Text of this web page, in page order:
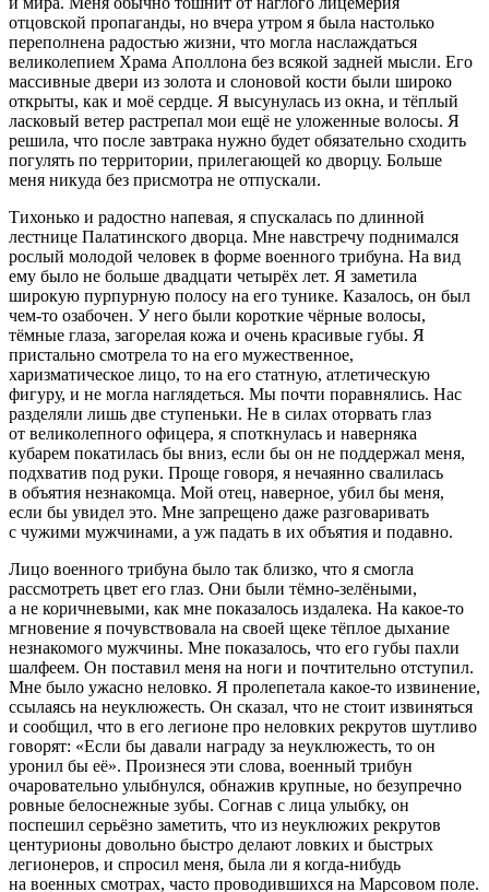
отцовской пропаганды, но вчера утром я была настолько
переполнена радостью жизни, что могла наслаждаться
великолепием Храма Аполлона без всякой задней мысли. Его
массивные двери из золота и слоновой кости были широко
открыты, как и моё сердце. Я высунулась из окна, и тёплый
ласковый ветер растрепал мои ещё не уложенные волосы. Я
решила, что после завтрака нужно будет обязательно сходить
погулять по территории, прилегающей ко дворцу. Больше
меня никуда без присмотра не отпускали.
Тихонько и радостно напевая, я спускалась по длинной
лестнице Палатинского дворца. Мне навстречу поднимался
рослый молодой человек в форме военного трибуна. На вид
ему было не больше двадцати четырёх лет. Я заметила
широкую пурпурную полосу на его тунике. Казалось, он был
чем-то озабочен. У него были короткие чёрные волосы,
тёмные глаза, загорелая кожа и очень красивые губы. Я
пристально смотрела то на его мужественное,
харизматическое лицо, то на его статную, атлетическую
фигуру, и не могла наглядеться. Мы почти поравнялись. Нас
разделяли лишь две ступеньки. Не в силах оторвать глаз
от великолепного офицера, я споткнулась и наверняка
кубарем покатилась бы вниз, если бы он не поддержал меня,
подхватив под руки. Проще говоря, я нечаянно свалилась
в объятия незнакомца. Мой отец, наверное, убил бы меня,
если бы увидел это. Мне запрещено даже разговаривать
с чужими мужчинами, а уж падать в их объятия и подавно.
Лицо военного трибуна было так близко, что я смогла
рассмотреть цвет его глаз. Они были тёмно-зелёными,
а не коричневыми, как мне показалось издалека. На какое-то
мгновение я почувствовала на своей щеке тёплое дыхание
незнакомого мужчины. Мне показалось, что его губы пахли
шалфеем. Он поставил меня на ноги и почтительно отступил.
Мне было ужасно неловко. Я пролепетала какое-то извинение,
ссылаясь на неуклюжесть. Он сказал, что не стоит извиняться
и сообщил, что в его легионе про неловких рекрутов шутливо
говорят: «Если бы давали награду за неуклюжесть, то он
уронил бы её». Произнеся эти слова, военный трибун
очаровательно улыбнулся, обнажив крупные, но безупречно
ровные белоснежные зубы. Согнав с лица улыбку, он
поспешил серьёзно заметить, что из неуклюжих рекрутов
центурионы довольно быстро делают ловких и быстрых
легионеров, и спросил меня, была ли я когда-нибудь
на военных смотрах, часто проводившихся на Марсовом поле.